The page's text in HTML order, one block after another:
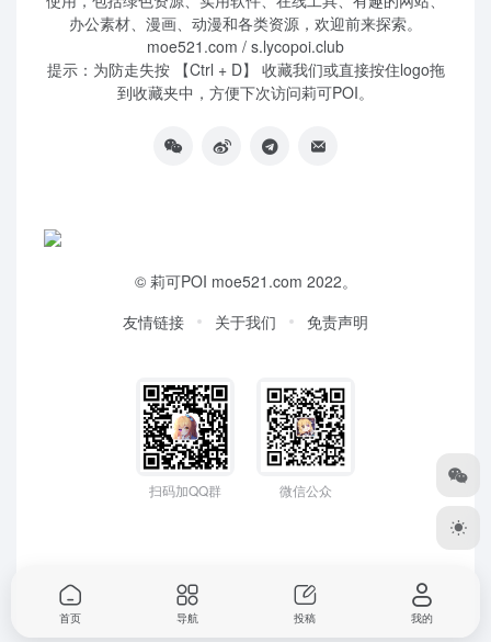
办公素材、漫画、动漫和各类资源，欢迎前来探索。
moe521.com / s.lycopoi.club
提示：为防走失按 【Ctrl + D】 收藏我们或直接按住logo拖
到收藏夹中，方便下次访问莉可POI。
© 莉可POI moe521.com 2022。
友情链接
关于我们 免责声明
扫码加QQ群 微信公众
首页 导航 投稿 我的